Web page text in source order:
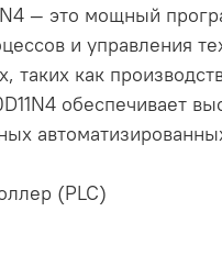
— это мощный
и управления
как
обеспечивает
(PLC)